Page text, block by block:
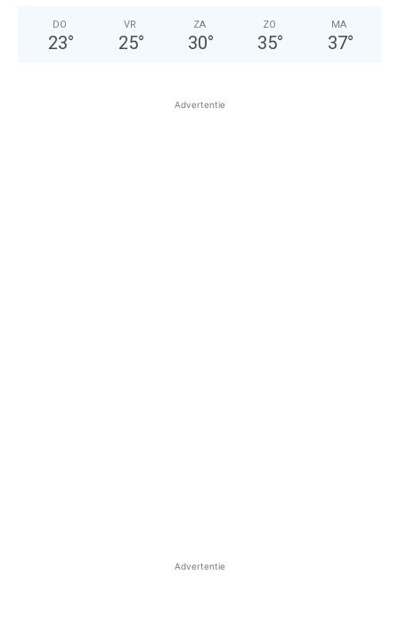
DO
23°
VR
25°
ZA
30°
ZO
35°
MA
37°
Advertentie
Advertentie